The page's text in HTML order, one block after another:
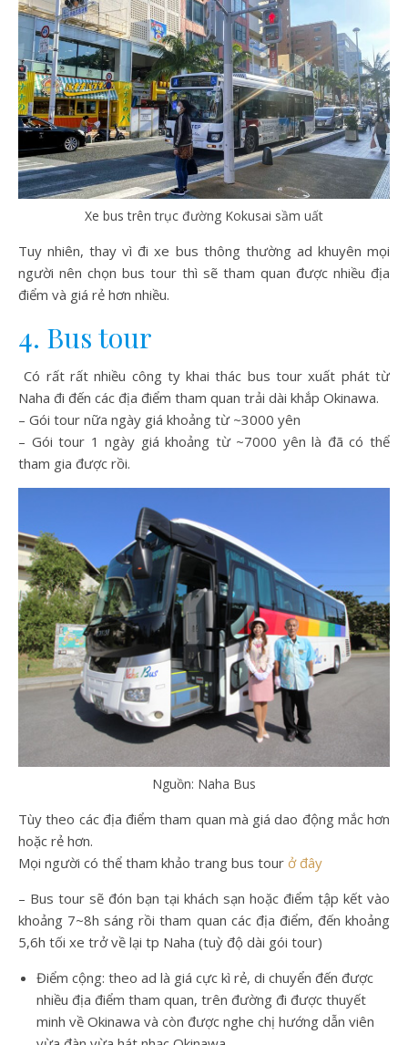
Xe bus trên trục đường Kokusai sầm uất
Tuy nhiên, thay vì đi xe bus thông thường ad khuyên mọi
người nên chọn bus tour thì sẽ tham quan được nhiều địa
điểm và giá rẻ hơn nhiều.
4. Bus tour
Có rất rất nhiều công ty khai thác bus tour xuất phát từ
Naha đi đến các địa điểm tham quan trải dài khắp Okinawa.
– Gói tour nữa ngày giá khoảng từ ~3000 yên
– Gói tour 1 ngày giá khoảng từ ~7000 yên là đã có thể
tham gia được rồi.
Nguồn: Naha Bus
Tùy theo các địa điểm tham quan mà giá dao động mắc hơn
hoặc rẻ hơn.
Mọi người có thể tham khảo trang bus tour ở đây
– Bus tour sẽ đón bạn tại khách sạn hoặc điểm tập kết vào
khoảng 7~8h sáng rồi tham quan các địa điểm, đến khoảng
5,6h tối xe trở về lại tp Naha (tuỳ độ dài gói tour)
Điểm cộng: theo ad là giá cực kì rẻ, di chuyển đến được
nhiều địa điểm tham quan, trên đường đi được thuyết
minh về Okinawa và còn được nghe chị hướng dẫn viên